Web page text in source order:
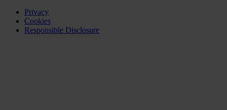
Privacy
Cookies
Responsible Disclosure